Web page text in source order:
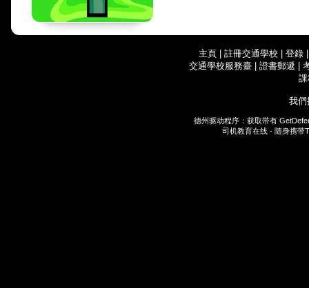
主頁 註冊交通學校 登錄
交通學校服務臺
證書郵遞
我們
德州驱动程序：获取带有
司机教育在线 - 随身携带